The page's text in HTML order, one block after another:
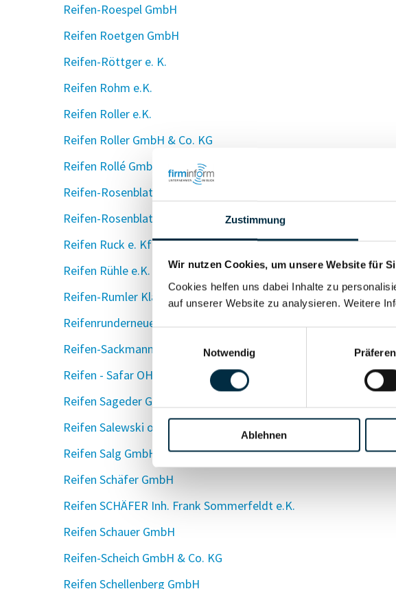
Zustimmung
Wir nutzen Cookies, um unsere Website für
Cookies helfen uns dabei Inhalte zu
auf unserer Website zu analysieren. Weitere
Notwendig
Ablehnen
Reifen-Roespel GmbH
Reifen Roetgen GmbH
Reifen-Röttger e. K.
Reifen Rohm e.K.
Reifen Roller e.K.
Reifen Roller GmbH & Co. KG
Reifen Rollé GmbH
Reifen-Rosenblatt GmbH
Reifen-Rosenblatt Inh. Tobias Rosenblatt
Reifen Ruck e. Kfm.
Reifen Rühle e.K.
Reifen-Rumler Klaus Rumler e.K.
Reifenrunderneuerung F. Müller GmbH Zwickau
Reifen-Sackmann GmbH
Reifen - Safar OHG
Reifen Sageder GmbH
Reifen Salewski oHG
Reifen Salg GmbH Reifen-, Räder- Autoservice
Reifen Schäfer GmbH
Reifen SCHÄFER Inh. Frank Sommerfeldt e.K.
Reifen Schauer GmbH
Reifen-Scheich GmbH & Co. KG
Reifen Schellenberg GmbH